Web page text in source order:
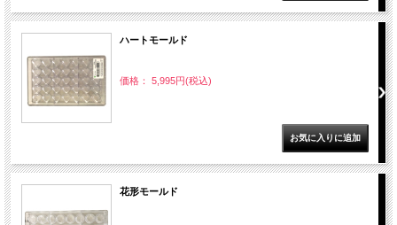
ハートモールド
価格： 5,995円(税込)
花形モールド